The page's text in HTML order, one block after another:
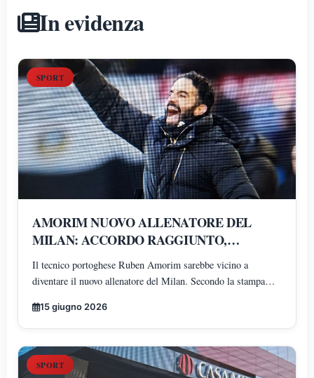
In evidenza
SPORT
AMORIM NUOVO ALLENATORE DEL
MILAN: ACCORDO RAGGIUNTO,
PRONTO UN BIENNALE
Il tecnico portoghese Ruben Amorim sarebbe vicino a
diventare il nuovo allenatore del Milan. Secondo la stampa
per una terza stagione e bonus legati ai risultati
15 giugno 2026
SPORT